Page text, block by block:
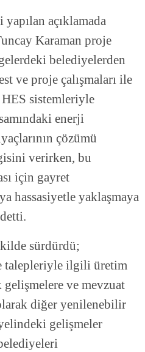
açıklamada
Karaman proje
belediyelerden
ve proje çalışmaları ile
sistemleriyle
enerji
çözümü
verirken, bu
için gayret
hassasiyetle yaklaşmaya
sürdürdü;
talepleriyle ilgili üretim
ve mevzuat
diğer yenilenebilir
gelişmeler